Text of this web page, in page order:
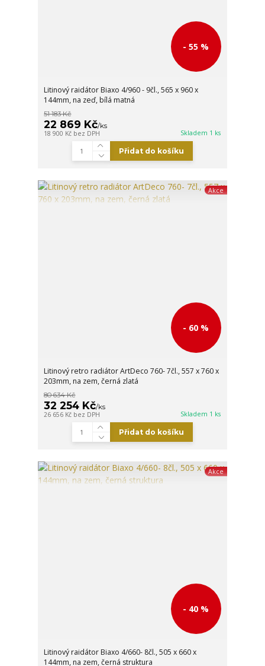
- 55 %
Litinový raidátor Biaxo 4/960 - 9čl., 565 x 960 x
144mm, na zeď, bílá matná
51 183 Kč
22 869 Kč/ks
18 900 Kč bez DPH Skladem 1 ks
Přidat do košíku
Akce
- 60 %
Litinový retro radiátor ArtDeco 760- 7čl., 557 x 760 x
203mm, na zem, černá zlatá
80 634 Kč
32 254 Kč/ks
26 656 Kč bez DPH Skladem 1 ks
Přidat do košíku
Akce
- 40 %
Litinový raidátor Biaxo 4/660- 8čl., 505 x 660 x
144mm, na zem, černá struktura